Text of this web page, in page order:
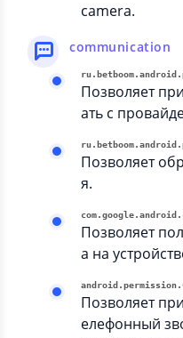
camera.
communication
Позволяет
ать с
Позволяет
я.
Позволяет
а на
Позволяет
елефонный